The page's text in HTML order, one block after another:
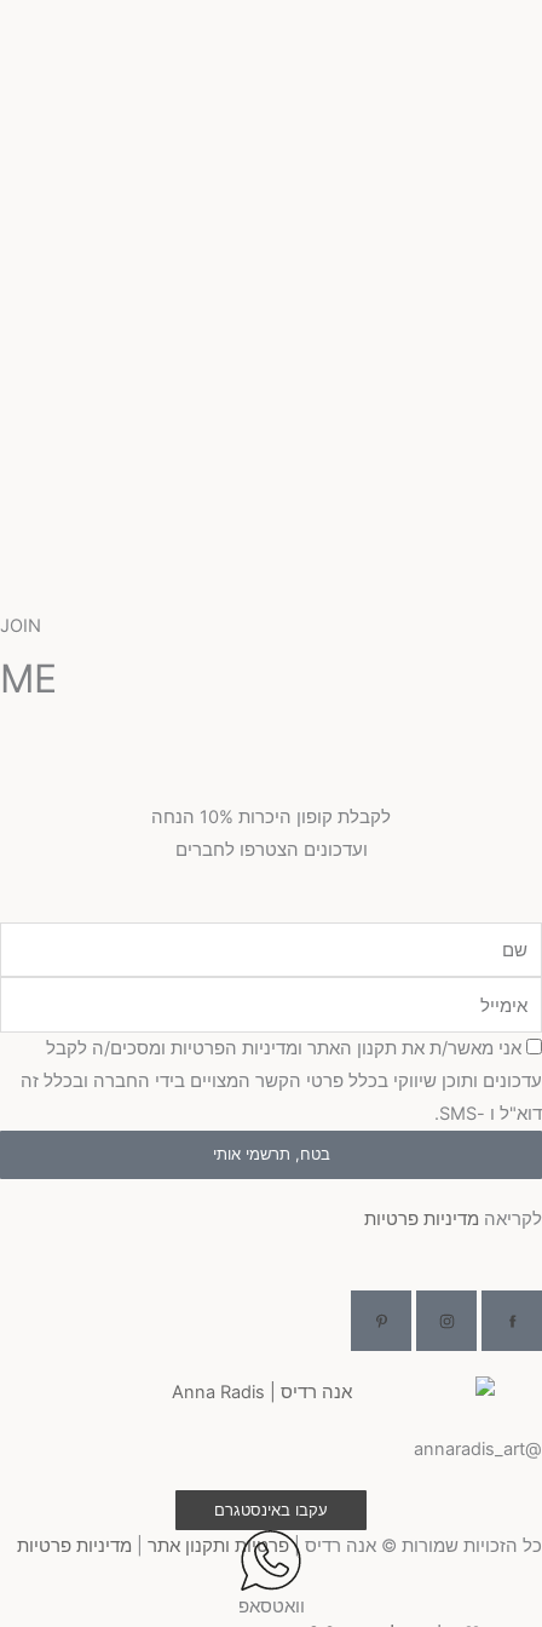
JOIN
ME
לקבלת קופון היכרות 10% הנחה
ועדכונים הצטרפו לחברים
הסכמה
אני מאשר/ת את תקנון האתר ומדיניות הפרטיות ומסכים/ה לקבל
עדכונים ותוכן שיווקי בכלל פרטי הקשר המצויים בידי החברה ובכלל זה
דוא"ל ו -SMS.
בטח, תרשמי אותי
לקריאה מדיניות פרטיות
@annaradis_art
עקבו באינסטגרם
כל הזכויות שמורות © אנה רדיס |פרטיות ותקנון אתר מדיניות פרטיות
וואטסאפ